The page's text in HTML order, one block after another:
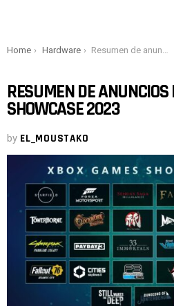
You are here:
Home Hardware Resumen de anuncios de Xbox Games Showcase 2023
RESUMEN DE
SHOWCASE 2023
by EL_MOUSTAKO